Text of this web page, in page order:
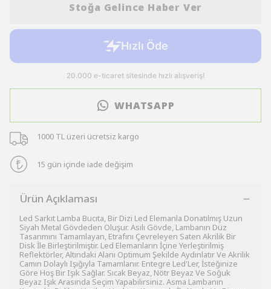
Stoğa Gelince Haber Ver
WHATSAPP
1000 TL üzeri ücretsiz kargo
15 gün içinde iade değişim
Ürün Açıklaması
Led Sarkıt Lamba Bucıta, Bir Dizi Led Elemanla Donatılmış Uzun
Siyah Metal Gövdeden Oluşur. Asılı Gövde, Lambanın Düz
Tasarımını Tamamlayan, Etrafını Çevreleyen Saten Akrilik Bir
Disk İle Birleştirilmiştir. Led Elemanların İçine Yerleştirilmiş
Reflektörler, Altındaki Alanı Optimum Şekilde Aydınlatır Ve Akrilik
Camın Dolaylı Işığıyla Tamamlanır. Entegre Led'Ler, İsteğinize
Göre Hoş Bir Işık Sağlar. Sıcak Beyaz, Nötr Beyaz Ve Soğuk
Beyaz Işık Arasında Seçim Yapabilirsiniz. Asma Lambanın